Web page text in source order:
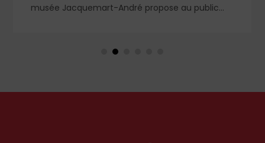
musée Jacquemart-André propose au public
dans un style qui tranche avec les ceux qui